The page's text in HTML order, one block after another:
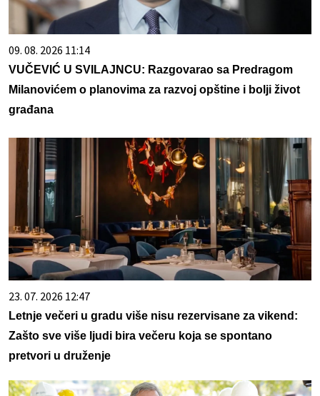
09. 08. 2026 11:14
VUČEVIĆ U SVILAJNCU: Razgovarao sa Predragom
Milanovićem o planovima za razvoj opštine i bolji život
građana
23. 07. 2026 12:47
Letnje večeri u gradu više nisu rezervisane za vikend:
Zašto sve više ljudi bira večeru koja se spontano
pretvori u druženje